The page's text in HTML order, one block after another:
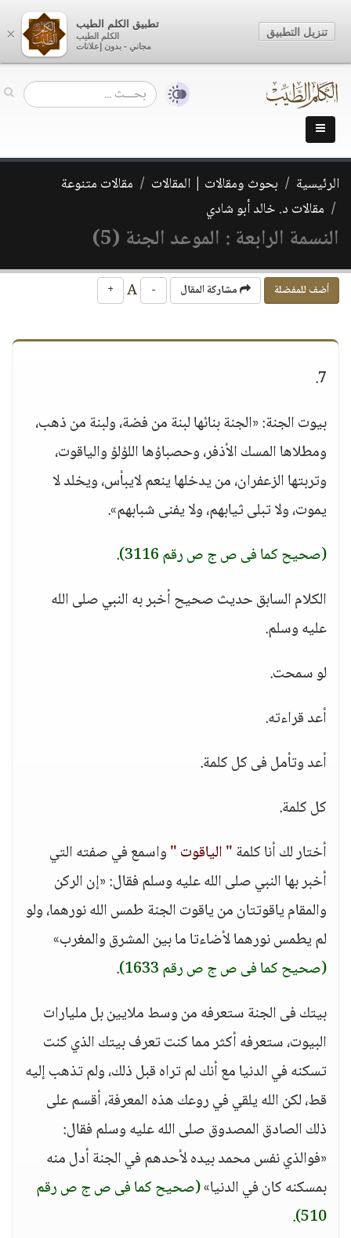
الرئيسية بحوث ومقالات | المقالات
مقالات متنوعة
مقالات د. خالد أبو شادي
النسمة الرابعة : الموعد الجنة (5)
أضف للمفضلة مشاركة المقال -
+
7.
بيوت الجنة: «الجنة بنائها لبنة من فضة، ولبنة من ذهب،
ومطلاها المسك الأذفر، وحصباؤها اللؤلؤ والياقوت،
وتربتها الزعفران، من يدخلها ينعم لايبأس، ويخلد لا
يموت، ولا تبلى ثيابهم، ولا يفنى شبابهم».
(صحيح كما فى ص ج ص رقم 3116)
.
الكلام السابق حديث صحيح أخبر به النبي صلى الله
عليه وسلم.
لو سمحت.
أعد قراءته.
أعد وتأمل فى كل كلمة.
كل كلمة.
أختار لك أنا كلمة" الياقوت "واسمع في صفته التي
أخبر بها النبي صلى الله عليه وسلم فقال: «إن الركن
والمقام ياقوتتان من ياقوت الجنة طمس الله نورهما، ولو
لم يطمس نورهما لأضاءتا ما بين المشرق والمغرب»
(صحيح كما فى ص ج ص رقم 1633)
.
بيتك فى الجنة ستعرفه من وسط ملايين بل مليارات
البيوت، ستعرفه أكثر مما كنت تعرف بيتك الذي كنت
تسكنه في الدنيا مع أنك لم تراه قبل ذلك، ولم تذهب إليه
قط، لكن الله يلقي في روعك هذه المعرفة، أقسم على
ذلك الصادق المصدوق صلى الله عليه وسلم فقال:
«فوالذي نفس محمد بيده لأحدهم في الجنة أدل منه
بمسكنه كان في الدنيا»(صحيح كما فى ص ج ص رقم
510)
.
×
تطبيق الكلم الطيب
الكلم الطيب
مجاني - بدون إعلانات
تنزيل التطبيق